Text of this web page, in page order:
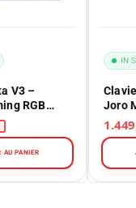
Clavier
Joro Maroc –
Mechanical –
02360400-
1.449,00
IN STOCK:
AJOUTER AU